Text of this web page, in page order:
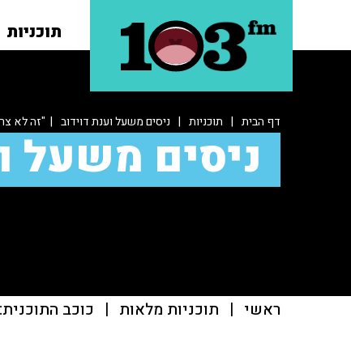
תוכניות
דף הבית | תוכניות | ניסים משעל וענת דוידוב | "זה לא
ניסים משעל
ראשי | תוכניות מלאות | כוכב